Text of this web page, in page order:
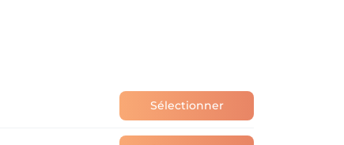
Sélectionner